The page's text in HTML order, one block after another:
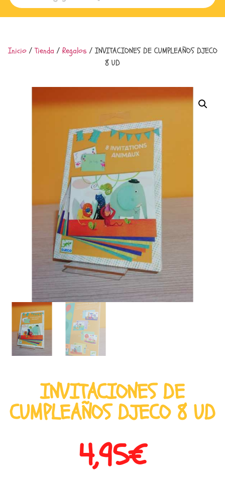
Inicio/Tienda / Regalos / INVITACIONES DE CUMPLEAÑOS DJECO
8 UD
INVITACIONES DE
CUMPLEAÑOS DJECO 8 UD
4,95€